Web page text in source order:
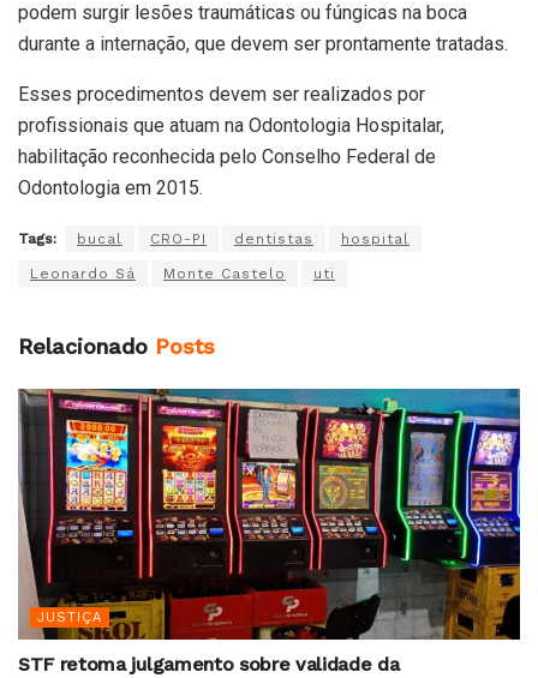
podem surgir lesões traumáticas ou fúngicas na boca
durante a internação, que devem ser prontamente tratadas.
Esses procedimentos devem ser realizados por
profissionais que atuam na Odontologia Hospitalar,
habilitação reconhecida pelo Conselho Federal de
Odontologia em 2015.
Tags: bucal CRO-PI dentistas hospital
Leonardo Sá Monte Castelo uti
Relacionado Posts
JUSTIÇA
STF retoma julgamento sobre validade da